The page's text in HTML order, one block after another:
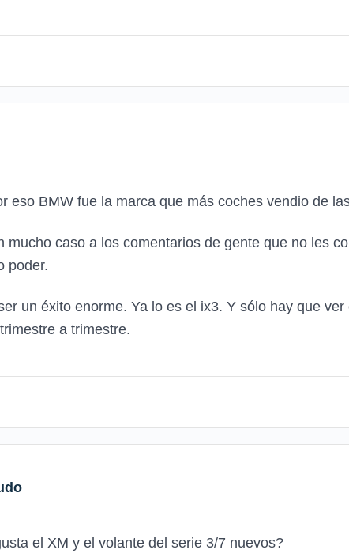
eso BMW fue la marca que más coches vendio de
mucho caso a los comentarios de gente que no les
poder.
un éxito enorme. Ya lo es el ix3. Y sólo hay que
a trimestre.
el XM y el volante del serie 3/7 nuevos?